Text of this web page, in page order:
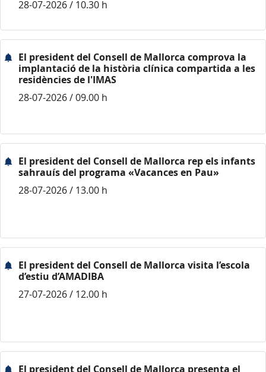
28-07-2026 / 10.30 h
El president del Consell de Mallorca comprova la
implantació de la història clínica compartida a les
residències de l'IMAS
28-07-2026 / 09.00 h
El president del Consell de Mallorca rep els infants
sahrauís del programa «Vacances en Pau»
28-07-2026 / 13.00 h
El president del Consell de Mallorca visita l’escola
d’estiu d’AMADIBA
27-07-2026 / 12.00 h
El president del Consell de Mallorca presenta el